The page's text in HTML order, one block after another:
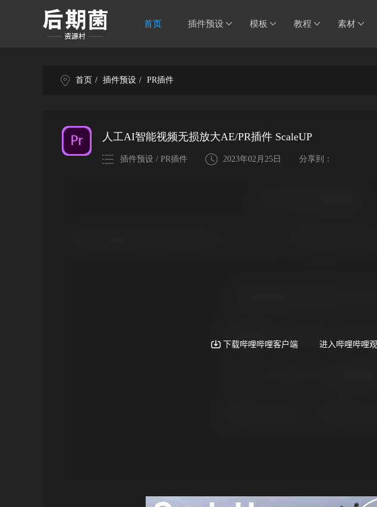
首页 插件预设 模板 教程 素材
首页 / 插件预设 / PR插件
人工AI智能视频无损放大AE/PR插件 ScaleUP
插件预设 / PR插件 2023年02月25日 分享到：